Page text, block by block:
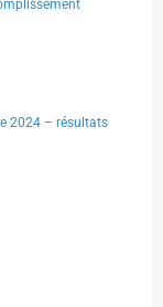
2024 – résultats